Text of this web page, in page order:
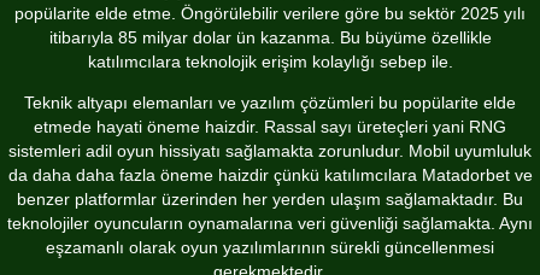
popülarite elde etme. Öngörülebilir verilere göre bu sektör 2025 yılı
itibarıyla 85 milyar dolar ün kazanma. Bu büyüme özellikle
katılımcılara teknolojik erişim kolaylığı sebep ile.
Teknik altyapı elemanları ve yazılım çözümleri bu popülarite elde
etmede hayati öneme haizdir. Rassal sayı üreteçleri yani RNG
sistemleri adil oyun hissiyatı sağlamakta zorunludur. Mobil uyumluluk
da daha daha fazla öneme haizdir çünkü katılımcılara Matadorbetve
benzer platformlar üzerinden her yerden ulaşım sağlamaktadır. Bu
teknolojiler oyuncuların oynamalarına veri güvenliği sağlamakta. Aynı
eşzamanlı olarak oyun yazılımlarının sürekli güncellenmesi